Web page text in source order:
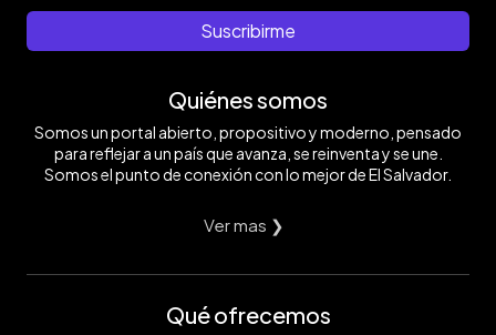
Suscribirme
Quiénes somos
Somos un portal abierto, propositivo y moderno, pensado
para reflejar a un país que avanza, se reinventa y se une.
Somos el punto de conexión con lo mejor de El Salvador.
Ver mas ❯
Qué ofrecemos